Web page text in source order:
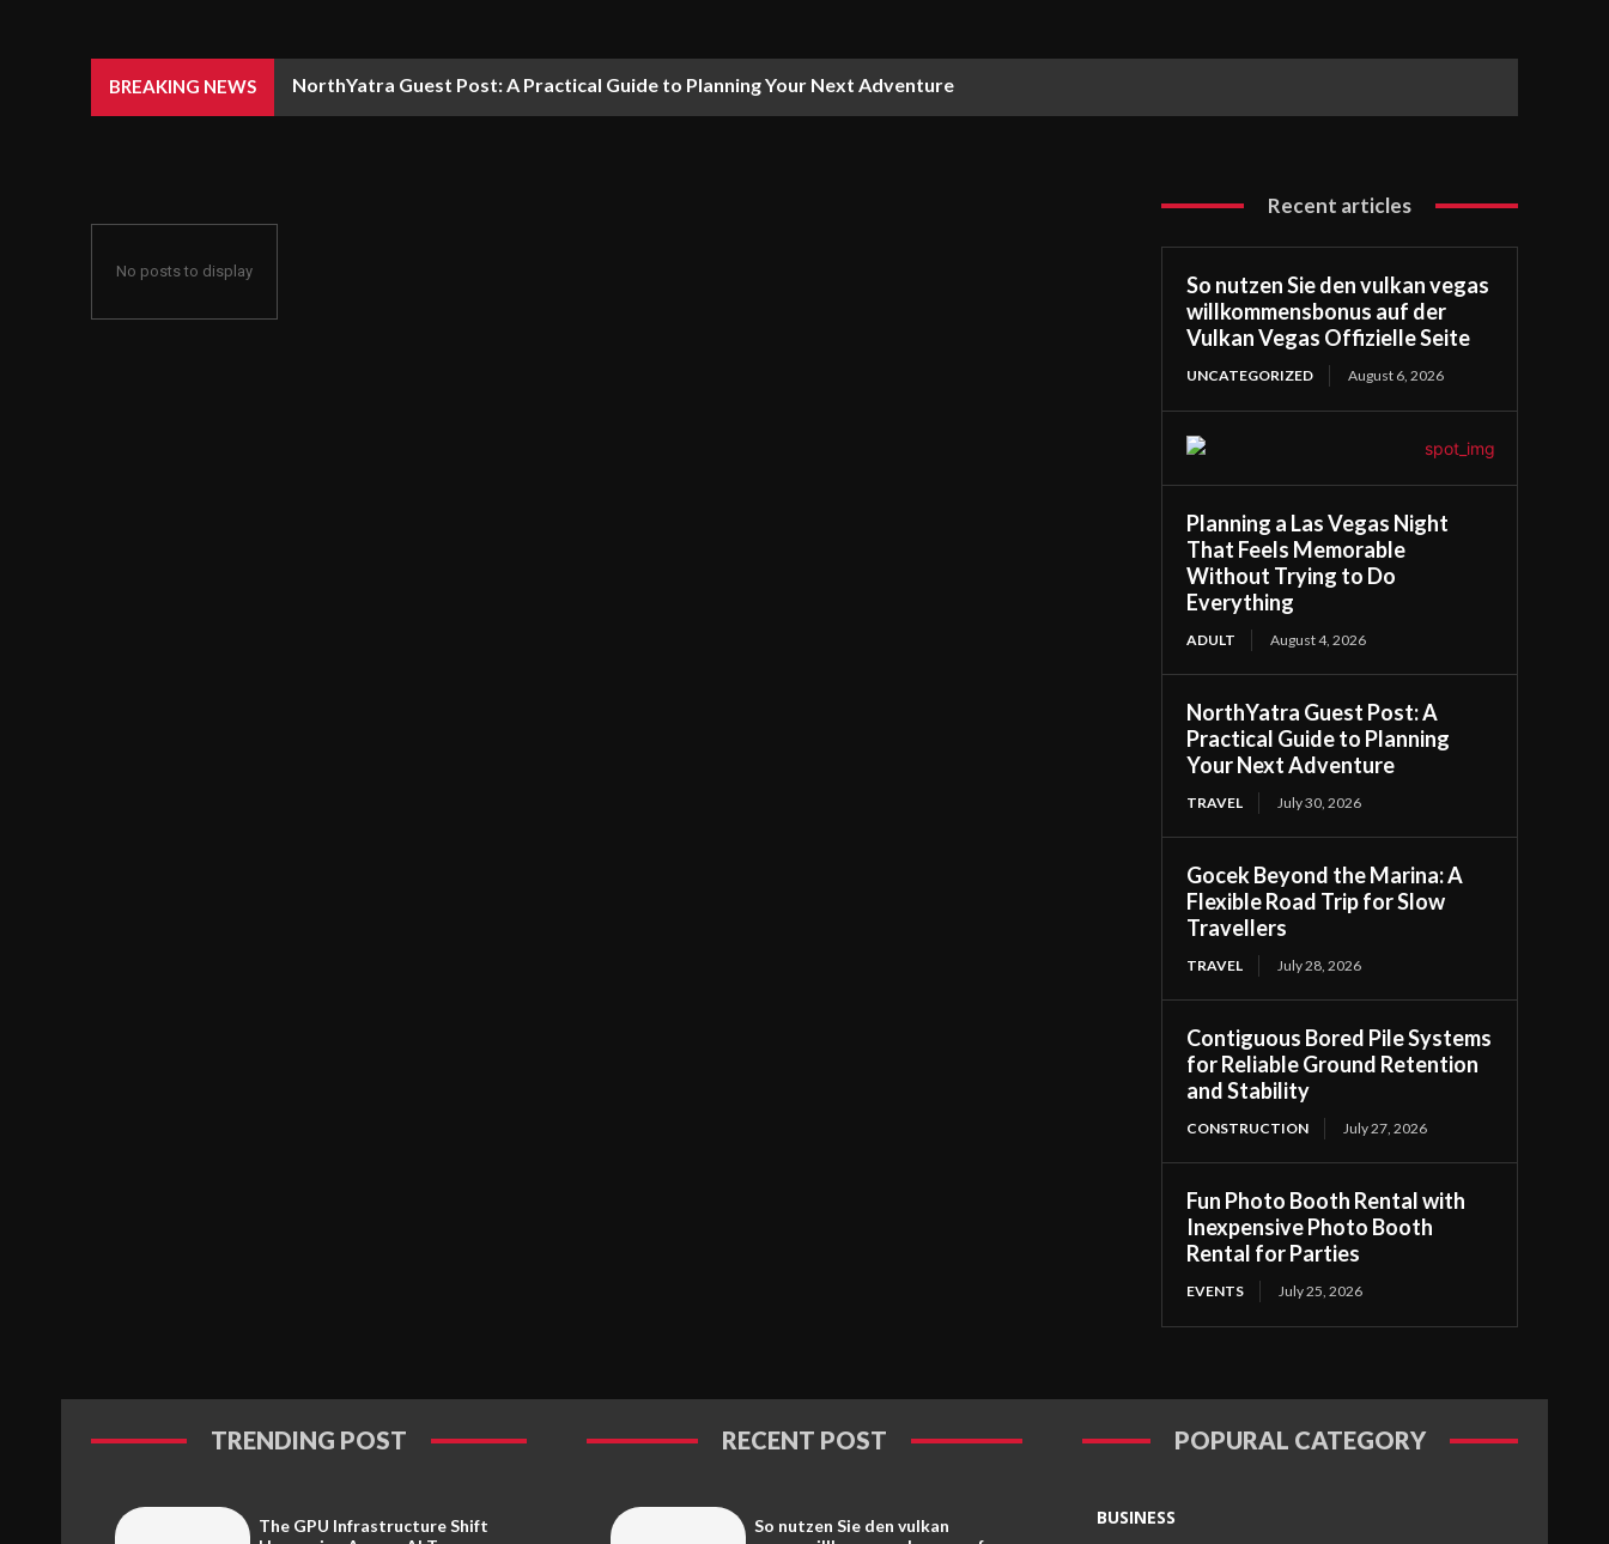
BREAKING NEWS NorthYatra Guest Post: A Practical Guide to Planning Your Next Adventure
No posts to display
Recent articles
So nutzen Sie den vulkan vegas
willkommensbonus auf der
Vulkan Vegas Offizielle Seite
UNCATEGORIZED August 6, 2026
Planning a Las Vegas Night
That Feels Memorable
Without Trying to Do
Everything
ADULT August 4, 2026
NorthYatra Guest Post: A
Practical Guide to Planning
Your Next Adventure
TRAVEL July 30, 2026
Gocek Beyond the Marina: A
Flexible Road Trip for Slow
Travellers
TRAVEL July 28, 2026
Contiguous Bored Pile Systems
for Reliable Ground Retention
and Stability
CONSTRUCTION July 27, 2026
Fun Photo Booth Rental with
Inexpensive Photo Booth
Rental for Parties
EVENTS July 25, 2026
TRENDING POST
The GPU Infrastructure Shift
RECENT POST
So nutzen Sie den vulkan
POPURAL CATEGORY
BUSINESS